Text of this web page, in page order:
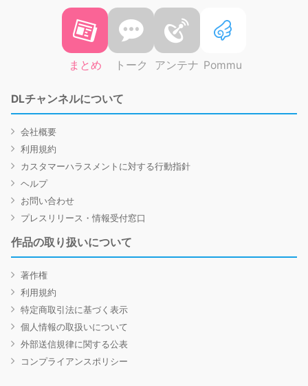
まとめ トーク アンテナ Pommu
DLチャンネルについて
会社概要
利用規約
カスタマーハラスメントに対する行動指針
ヘルプ
お問い合わせ
プレスリリース・情報受付窓口
作品の取り扱いについて
著作権
利用規約
特定商取引法に基づく表示
個人情報の取扱いについて
外部送信規律に関する公表
コンプライアンスポリシー